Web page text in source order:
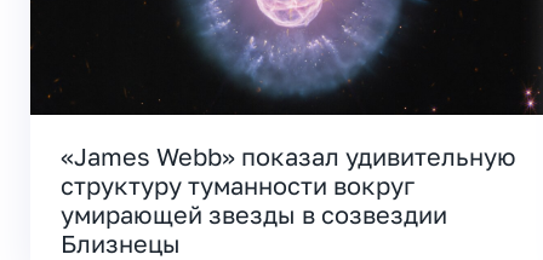
«James Webb» показал удивительную
структуру туманности вокруг
умирающей звезды в созвездии
Близнецы